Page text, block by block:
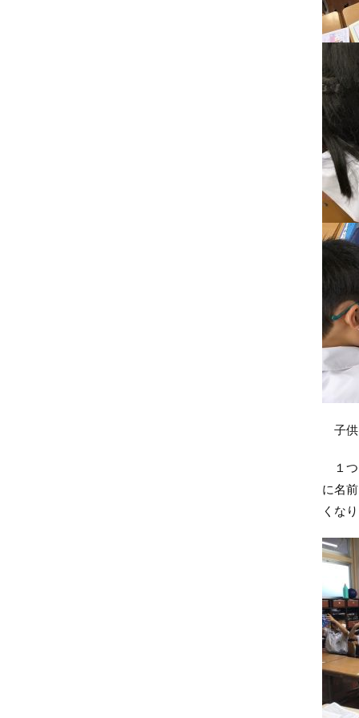
子供
１つ
に名
くな